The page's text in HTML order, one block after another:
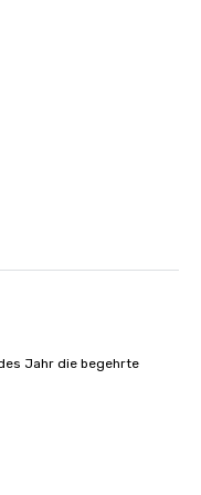
Jahr die begehrte